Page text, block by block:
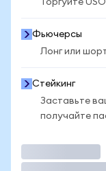
Торгуйте
Фьючерсы
Лонг или
Стейкинг
Заставьте
получайте